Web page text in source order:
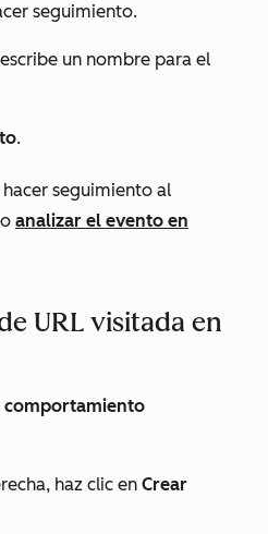
seguimiento.
un nombre para el
.
seguimiento al
analizar el evento en
URL visitada en
comportamiento
haz clic en Crear